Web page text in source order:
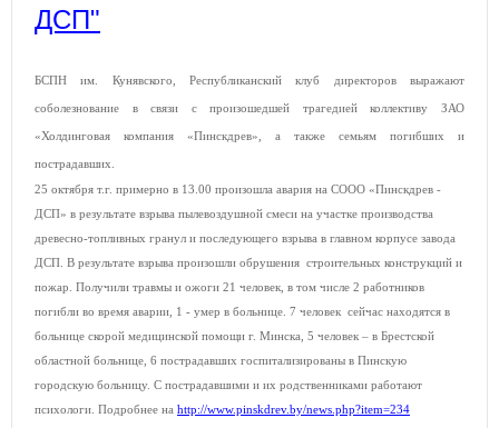
ДСП"
БСПН им. Кунявского, Республиканский клуб директоров выражают
соболезнование в связи с произошедшей трагедией коллективу ЗАО
«Холдинговая компания «Пинскдрев», а также семьям погибших и
пострадавших.
25 октября т.г. примерно в 13.00 произошла авария на СООО «Пинскдрев -
ДСП» в результате взрыва пылевоздушной смеси на участке производства
древесно-топливных гранул и последующего взрыва в главном корпусе завода
ДСП. В результате взрыва произошли обрушения строительных конструкций и
пожар. Получили травмы и ожоги 21 человек, в том числе 2 работников
погибли во время аварии, 1 - умер в больнице. 7 человек сейчас находятся в
больнице скорой медицинской помощи г. Минска, 5 человек – в Брестской
областной больнице, 6 пострадавших госпитализированы в Пинскую
городскую больницу. С пострадавшими и их родственниками работают
психологи. Подробнее на http://www.pinskdrev.by/news.php?item=234